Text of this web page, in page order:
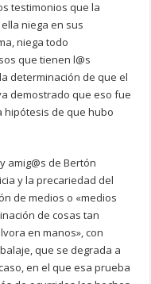
testimonios que la
niega en sus
niega todo
que tienen l@s
determinación de que el
demostrado que eso fue
hipótesis de que hubo
amig@s de Bertón
y la precariedad del
de medios o «medios
de cosas tan
en manos», con
que se degrada a
en el que esa prueba